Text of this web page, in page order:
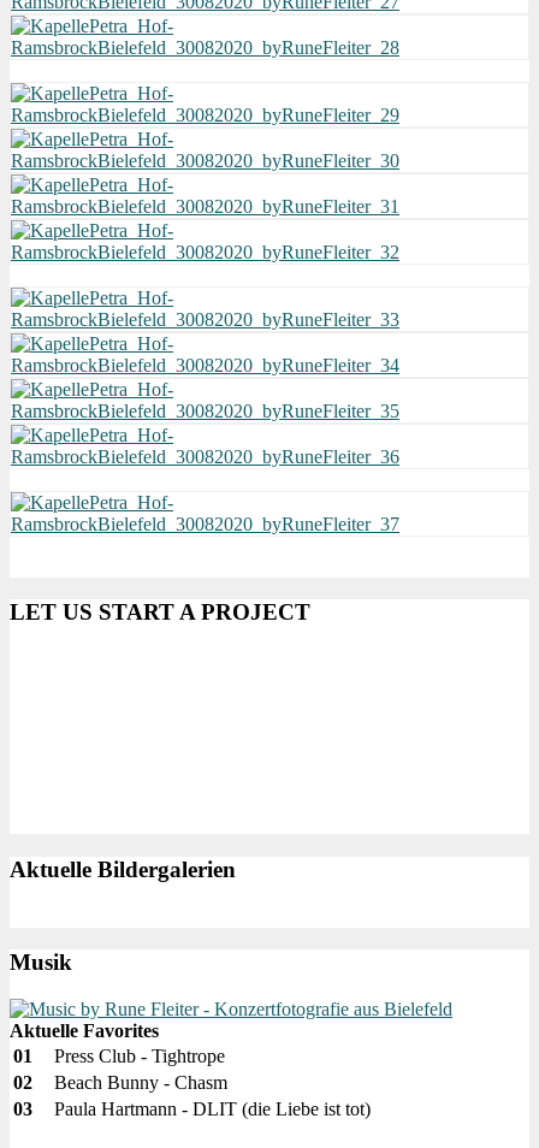
LET US START A PROJECT
Aktuelle Bildergalerien
Musik
Aktuelle Favorites
01
Press Club - Tightrope
02
Beach Bunny - Chasm
03
Paula Hartmann - DLIT (die Liebe ist tot)